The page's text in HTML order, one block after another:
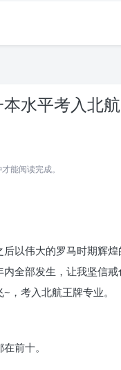
水平考入北
能阅读完成。
以伟大的罗马时期辉
全部发生，让我坚信
，考入北航王牌专业。
前十。